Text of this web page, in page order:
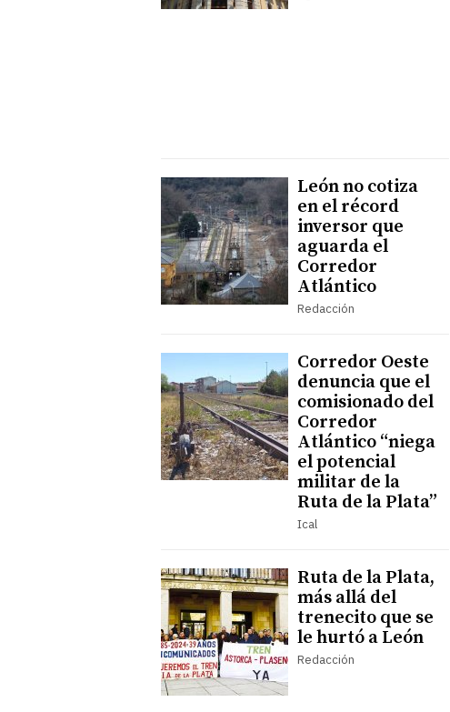
León no cotiza
en el récord
inversor que
aguarda el
Corredor
Atlántico
Redacción
Corredor Oeste
denuncia que el
comisionado del
Corredor
Atlántico “niega
el potencial
militar de la
Ruta de la Plata”
Ical
Ruta de la Plata,
más allá del
trenecito que se
le hurtó a León
Redacción